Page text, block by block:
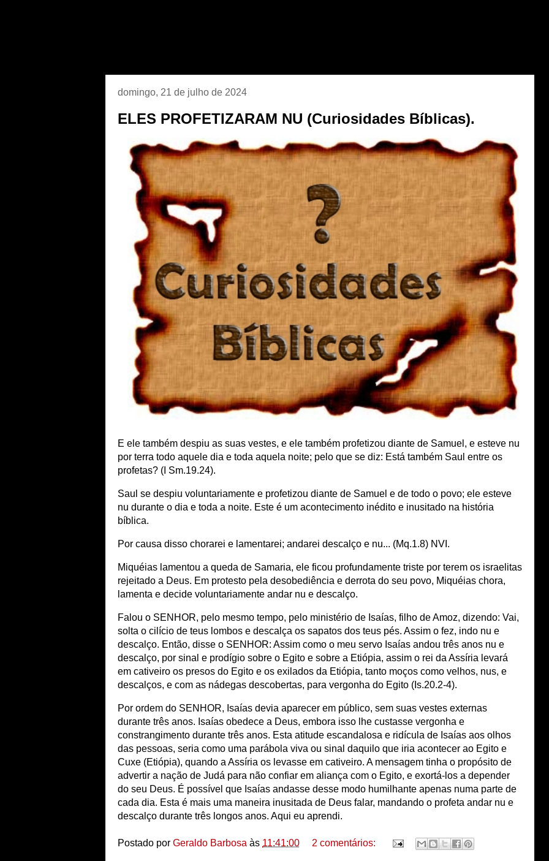
domingo, 21 de julho de 2024
ELES PROFETIZARAM NU (Curiosidades Bíblicas).
E ele também despiu as suas vestes, e ele também profetizou diante de Samuel, e esteve nu
por terra todo aquele dia e toda aquela noite; pelo que se diz: Está também Saul entre os
profetas? (I Sm.19.24).
Saul se despiu voluntariamente e profetizou diante de Samuel e de todo o povo; ele esteve
nu durante o dia e toda a noite. Este é um acontecimento inédito e inusitado na história
bíblica.
Por causa disso chorarei e lamentarei; andarei descalço e nu... (Mq.1.8) NVI.
Miquéias lamentou a queda de Samaria, ele ficou profundamente triste por terem os israelitas
rejeitado a Deus. Em protesto pela desobediência e derrota do seu povo, Miquéias chora,
lamenta e decide voluntariamente andar nu e descalço.
Falou o SENHOR, pelo mesmo tempo, pelo ministério de Isaías, filho de Amoz, dizendo: Vai,
solta o cilício de teus lombos e descalça os sapatos dos teus pés. Assim o fez, indo nu e
descalço. Então, disse o SENHOR: Assim como o meu servo Isaías andou três anos nu e
descalço, por sinal e prodígio sobre o Egito e sobre a Etiópia, assim o rei da Assíria levará
em cativeiro os presos do Egito e os exilados da Etiópia, tanto moços como velhos, nus, e
descalços, e com as nádegas descobertas, para vergonha do Egito (Is.20.2-4).
Por ordem do SENHOR, Isaías devia aparecer em público, sem suas vestes externas
durante três anos. Isaías obedece a Deus, embora isso lhe custasse vergonha e
constrangimento durante três anos. Esta atitude escandalosa e ridícula de Isaías aos olhos
das pessoas, seria como uma parábola viva ou sinal daquilo que iria acontecer ao Egito e
Cuxe (Etiópia), quando a Assíria os levasse em cativeiro. A mensagem tinha o propósito de
advertir a nação de Judá para não confiar em aliança com o Egito, e exortá-los a depender
do seu Deus. É possível que Isaías andasse desse modo humilhante apenas numa parte de
cada dia. Esta é mais uma maneira inusitada de Deus falar, mandando o profeta andar nu e
descalço durante três longos anos. Aqui eu aprendi.
Postado por Geraldo Barbosa às 11:41:00 2 comentários: